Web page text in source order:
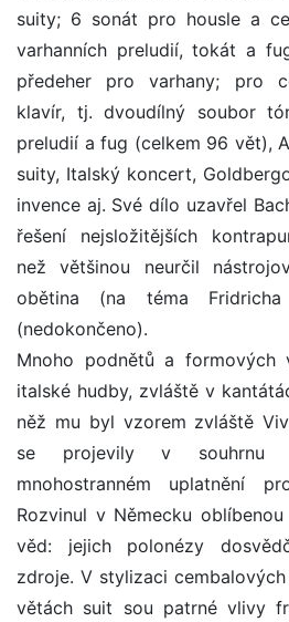
suity; 6 sonát pro housle a
varhanních preludií, tokát a
předeher pro varhany; pro
klavír, tj. dvoudílný soubor
preludií a fug (celkem 96 vět),
suity, Italský koncert,
invence aj. Své dílo uzavřel
řešení nejsložitějších
než většinou neurčil
obětina (na téma
(nedokončeno).
Mnoho podnětů a formových
italské hudby, zvláště v
něž mu byl vzorem zvláště
se projevily v souhrnu
mnohostranném uplatnění
Rozvinul v Německu
věd: jejich polonézy
zdroje. V stylizaci
větách suit sou patrné vlivy